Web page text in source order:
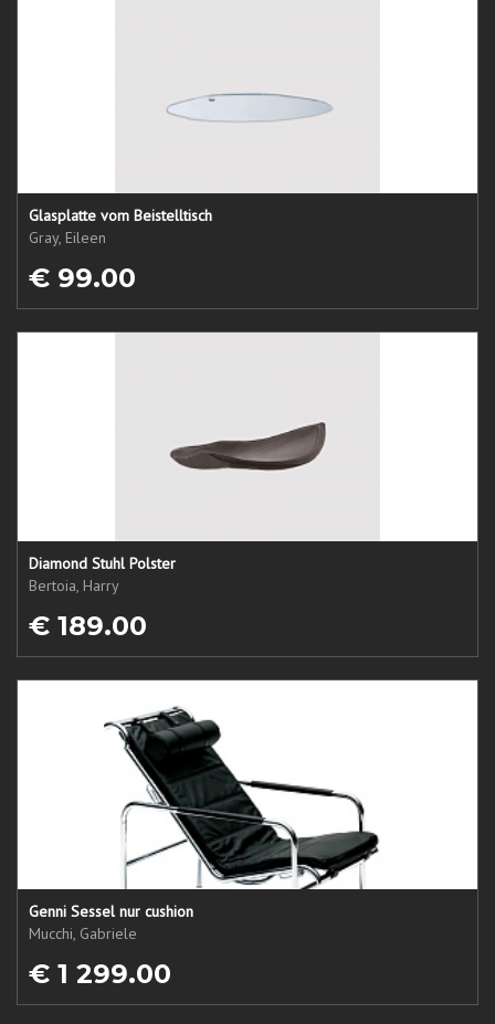
Glasplatte vom Beistelltisch
Gray, Eileen
€ 99.00
Diamond Stuhl Polster
Bertoia, Harry
€ 189.00
Genni Sessel nur cushion
Mucchi, Gabriele
€ 1 299.00